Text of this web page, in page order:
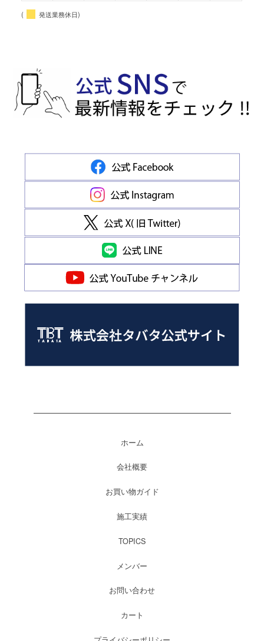
( 発送業務休日)
ホーム
会社概要
お買い物ガイド
施工実績
TOPICS
メンバー
お問い合わせ
カート